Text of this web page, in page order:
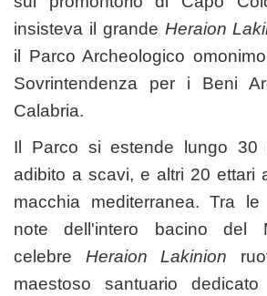
insisteva il grande Heraion
il Parco Archeologico
Sovrintendenza per i Beni
Calabria.
Il Parco si estende lungo 30
adibito a scavi, e altri 20 ettari
macchia mediterranea. Tra
note dell'intero bacino del
celebre
Heraion Lakinion
maestoso santuario